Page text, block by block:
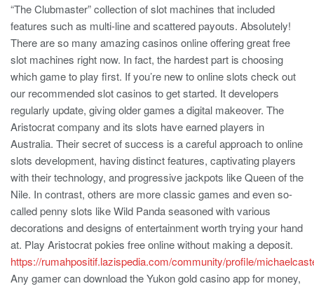
“The Clubmaster” collection of slot machines that included
features such as multi-line and scattered payouts. Absolutely!
There are so many amazing casinos online offering great free
slot machines right now. In fact, the hardest part is choosing
which game to play first. If you’re new to online slots check out
our recommended slot casinos to get started. It developers
regularly update, giving older games a digital makeover. The
Aristocrat company and its slots have earned players in
Australia. Their secret of success is a careful approach to online
slots development, having distinct features, captivating players
with their technology, and progressive jackpots like Queen of the
Nile. In contrast, others are more classic games and even so-
called penny slots like Wild Panda seasoned with various
decorations and designs of entertainment worth trying your hand
at. Play Aristocrat pokies free online without making a deposit.
https://rumahpositif.lazispedia.com/community/profile/
Any gamer can download the Yukon gold casino app for money,